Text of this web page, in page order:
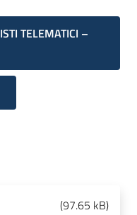
TELEMATICI –
(97.65 kB)